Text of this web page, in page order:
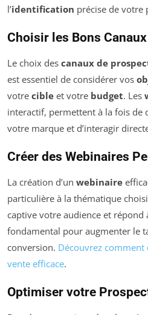
l’identification précise de votre
Choisir les Bons Canaux
Le choix des canaux de
est essentiel de considérer vos
votre cible et votre budget. Les
interactif, permettent à la fois de
votre marque et d’interagir
Créer des Webinaires
La création d’un webinaire
particulière à la thématique
captive votre audience et répond
fondamental pour augmenter le
conversion. Découvrez
vente efficace.
Optimiser votre